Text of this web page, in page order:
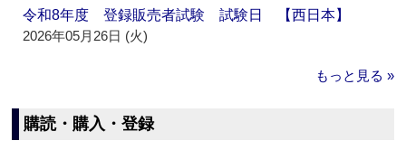
令和8年度 登録販売者試験 試験日 【西日本】
2026年05月26日 (火)
もっと見る »
購読・購入・登録